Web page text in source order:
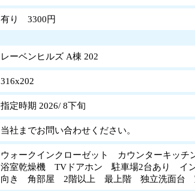
有り 3300円
レーベンヒルズ A棟 202
316x202
指定時期 2026/ 8下旬
当社までお問い合わせください。
ウォークインクローゼット カウンターキ
浴室乾燥機 TVドアホン 駐車場2台あり イ
向き 角部屋 2階以上 最上階 独立洗面台